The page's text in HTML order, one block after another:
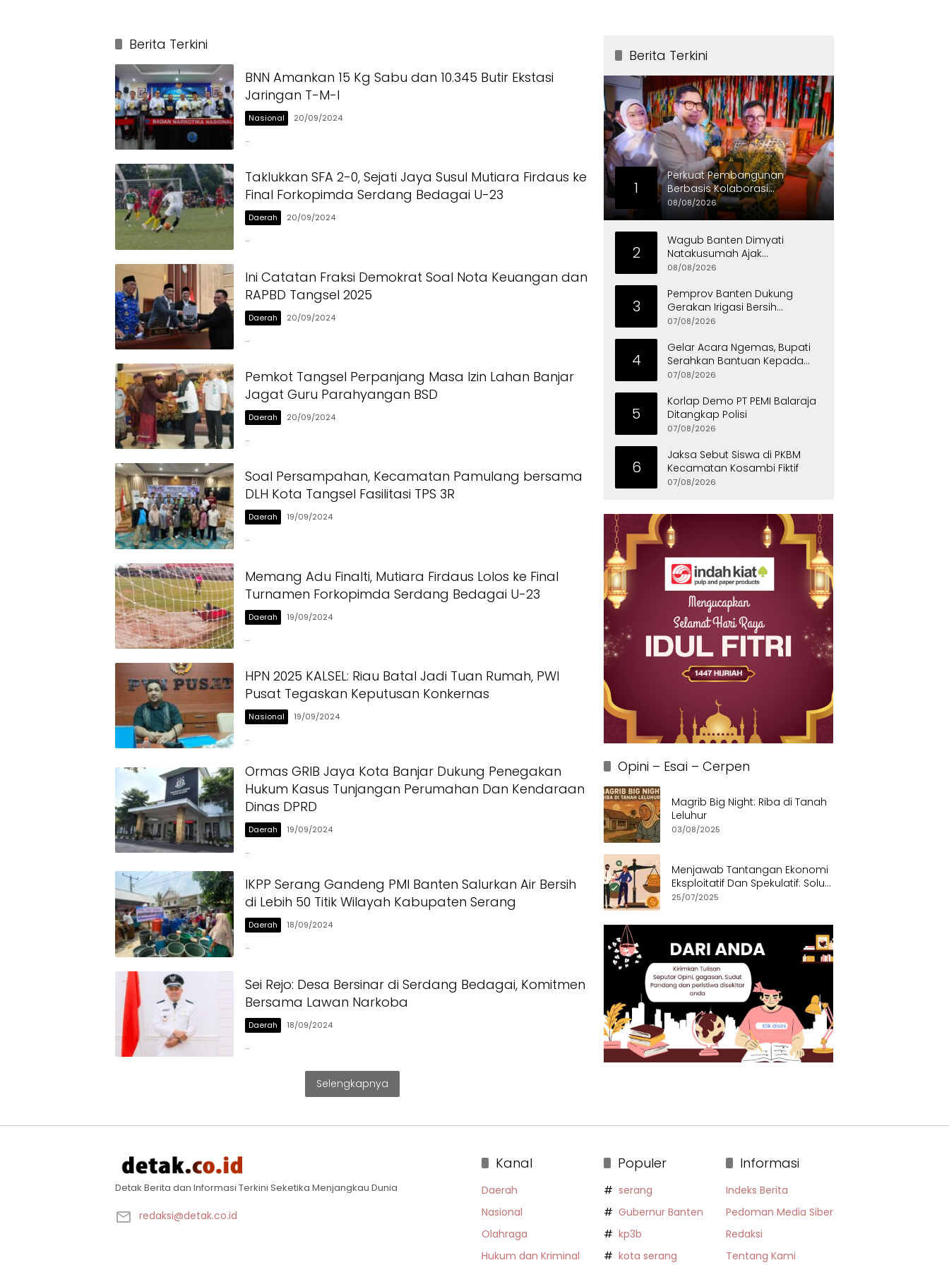
Berita Terkini
BNN Amankan 15 Kg Sabu dan 10.345 Butir Ekstasi
Jaringan T-M-I
Nasional 20/09/2024
…
Taklukkan SFA 2-0, Sejati Jaya Susul Mutiara Firdaus ke
Final Forkopimda Serdang Bedagai U-23
Daerah 20/09/2024
…
Ini Catatan Fraksi Demokrat Soal Nota Keuangan dan
RAPBD Tangsel 2025
Daerah 20/09/2024
…
Detak.co.id
Pemkot Tangsel Perpanjang Masa Izin Lahan Banjar
Jagat Guru Parahyangan BSD
Daerah 20/09/2024
…
Soal Persampahan, Kecamatan Pamulang bersama
DLH Kota Tangsel Fasilitasi TPS 3R
Daerah 19/09/2024
…
Memang Adu Finalti, Mutiara Firdaus Lolos ke Final
Turnamen Forkopimda Serdang Bedagai U-23
Daerah 19/09/2024
…
HPN 2025 KALSEL: Riau Batal Jadi Tuan Rumah, PWI
Pusat Tegaskan Keputusan Konkernas
Nasional 19/09/2024
…
Ormas GRIB Jaya Kota Banjar Dukung Penegakan
Hukum Kasus Tunjangan Perumahan Dan Kendaraan
Dinas DPRD
Daerah 19/09/2024
…
IKPP Serang Gandeng PMI Banten Salurkan Air Bersih
di Lebih 50 Titik Wilayah Kabupaten Serang
Daerah 18/09/2024
…
Sei Rejo: Desa Bersinar di Serdang Bedagai, Komitmen
Bersama Lawan Narkoba
Daerah 18/09/2024
…
Selengkapnya
Berita Terkini
1
Perkuat Pembangunan
Berbasis Kolaborasi
Masyarakat, Walikota
Tangerang Raih LPM Award
08/08/2026
2
Wagub Banten Dimyati
Natakusumah Ajak
Masyarakat Teladani Sifat Nabi
08/08/2026
3
Pemprov Banten Dukung
Gerakan Irigasi Bersih
Kementerian Pekerjaan Umum
07/08/2026
4
Gelar Acara Ngemas, Bupati
Serahkan Bantuan Kepada
Penyandang Disabilitas
07/08/2026
5
Korlap Demo PT PEMI Balaraja
Ditangkap Polisi
07/08/2026
6
Jaksa Sebut Siswa di PKBM
Kecamatan Kosambi Fiktif
07/08/2026
Opini – Esai – Cerpen
Magrib Big Night: Riba di Tanah
Leluhur
03/08/2025
Menjawab Tantangan Ekonomi
Eksploitatif Dan Spekulatif: Solusi
Etis dan Berkeadilan
25/07/2025
Detak Berita dan Informasi Terkini Seketika Menjangkau Dunia
redaksi@detak.co.id
Kanal
Daerah
Nasional
Olahraga
Hukum dan Kriminal
Populer
serang
Gubernur Banten
kp3b
kota serang
Informasi
Indeks Berita
Pedoman Media Siber
Redaksi
Tentang Kami